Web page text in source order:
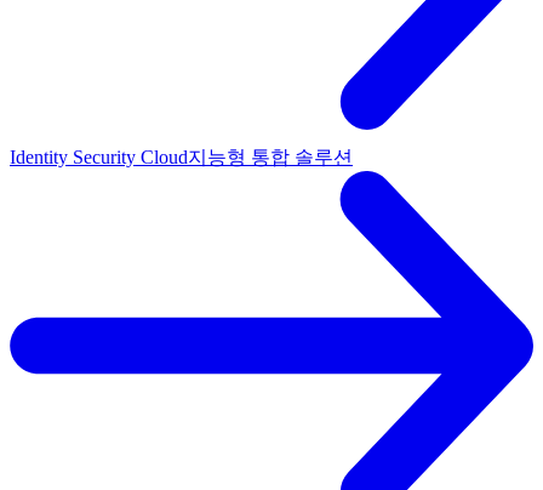
Identity Security Cloud지능형 통합 솔루션